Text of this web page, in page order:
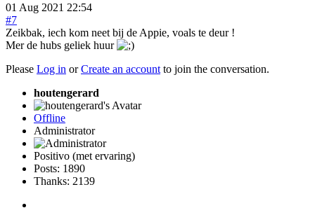
01 Aug 2021 22:54
#7
Zeikbak, iech kom neet bij de Appie, voals te deur !
Mer de hubs geliek huur
Please Log in orCreate an account to join the conversation.
houtengerard
Offline
Administrator
Positivo (met ervaring)
Posts: 1890
Thanks: 2139